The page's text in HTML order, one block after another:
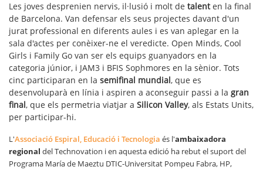
Les joves desprenien nervis, il·lusió i molt de talenten la final
de Barcelona. Van defensar els seus projectes davant d'un
jurat professional en diferents aules i es van aplegar en la
sala d'actes per conèixer-ne el veredicte. Open Minds, Cool
Girls i Family Go van ser els equips guanyadors en la
categoria júnior, i JAM3 i BFIS Sophmores en la sènior. Tots
cinc participaran en la semifinal mundial, que es
desenvoluparà en línia i aspiren a aconseguir passi a la gran
final, que els permetria viatjar a Silicon Valley, als Estats Units,
per participar-hi.
L'Associació Espiral, Educació i Tecnologia és l'ambaixadora
regional del Technovation i en aquesta edició ha rebut el suport del
Programa María de Maeztu DTIC-Universitat Pompeu Fabra, HP,